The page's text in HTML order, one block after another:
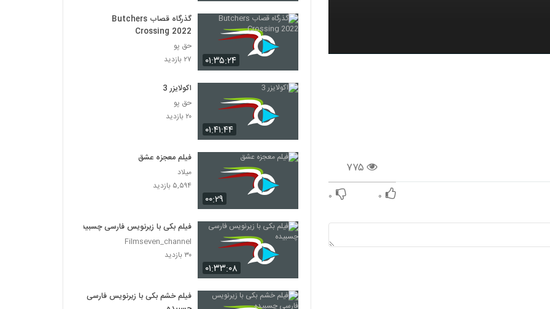
۷۷۵
۰ ۰
۰۱:۳۵:۲۴
گذرگاه قصاب Butchers
Crossing 2022
حق پو
۲۷ بازدید
۰۱:۴۱:۴۴
اکولایزر 3
حق پو
۲۰ بازدید
۰۰:۲۹
فیلم معجزه عشق
میلاد
۵,۵۹۴ بازدید
۰۱:۳۳:۰۸
فیلم بکی با زیرنویس فارسی چسبیده
Filmseven_channel
۳۰ بازدید
فیلم خشم بکی با زیرنویس فارسی